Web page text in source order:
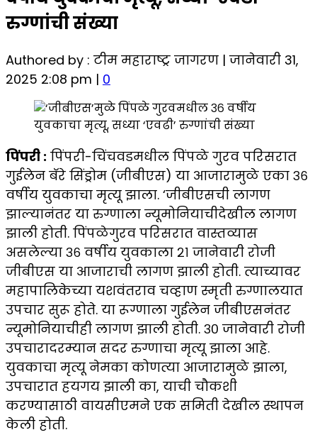
रुग्णांची संख्या
Authored by : टीम महाराष्ट्र जागरण | जानेवारी 31,
2025 2:08 pm | 0
पिंपरी : पिंपरी-चिंचवडमधील पिंपळे गुरव परिसरात
गुईलेन बॅरे सिंड्रोम (जीबीएस) या आजारामुळे एका ३६
वर्षीय युवकाचा मृत्यू झाला. ‘जीबीएसची लागण
झाल्यानंतर या रुग्णाला न्यूमोनियाचीदेखील लागण
झाली होती. पिंपळेगुरव परिसरात वास्तव्यास
असलेल्या ३६ वर्षीय युवकाला २१ जानेवारी रोजी
जीबीएस या आजाराची लागण झाली होती. त्याच्यावर
महापालिकेच्या यशवंतराव चव्हाण स्मृती रुग्णालयात
उपचार सुरू होते. या रूग्णाला गुईलेन जीबीएसनंतर
न्यूमोनियाचीही लागण झाली होती. ३० जानेवारी रोजी
उपचारादरम्यान सदर रुग्णाचा मृत्यू झाला आहे.
युवकाचा मृत्यू नेमका कोणत्या आजारामुळे झाला,
उपचारात हयगय झाली का, याची चौकशी
करण्यासाठी वायसीएमने एक समिती देखील स्थापन
केली होती.